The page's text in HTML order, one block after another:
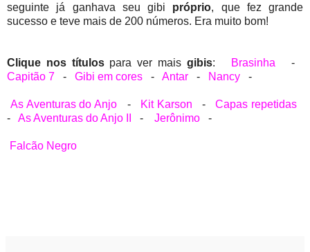
seguinte já ganhava seu gibi próprio, que fez grande
sucesso e teve mais de 200 números. Era muito bom!
Clique nos títulospara ver mais gibis: Brasinha -
Capitão 7 - Gibi em cores - Antar - Nancy -
As Aventuras do Anjo - Kit Karson -Capas repetidas
- As Aventuras do Anjo II - Jerônimo -
Falcão Negro